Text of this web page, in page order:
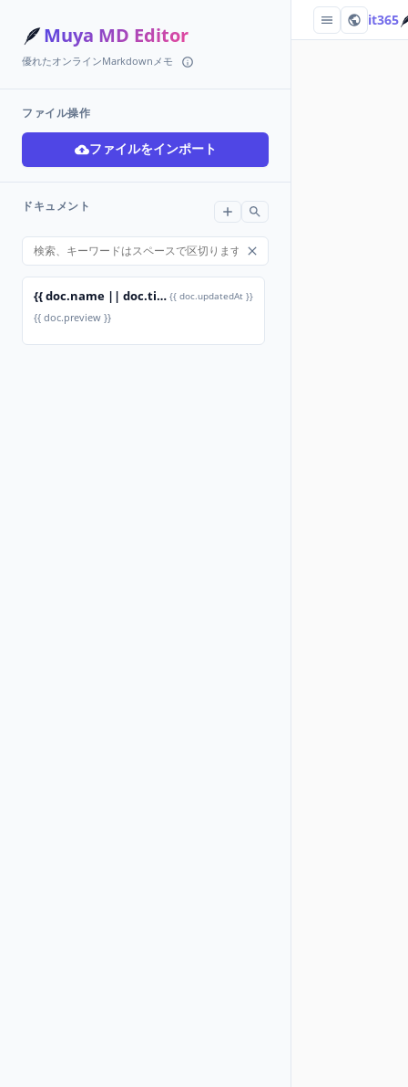
🪶Muya MD Editor
優れたオンラインMarkdownメモ
ファイル操作
ファイルをインポート
ドキュメント
{{ doc.name || doc.title }} {{ doc.updatedAt }}
{{ doc.preview }}
it365